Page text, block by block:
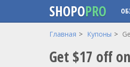
Перейти к основному содержанию
SHOPOPRO
Главная Купоны
Get $17 off